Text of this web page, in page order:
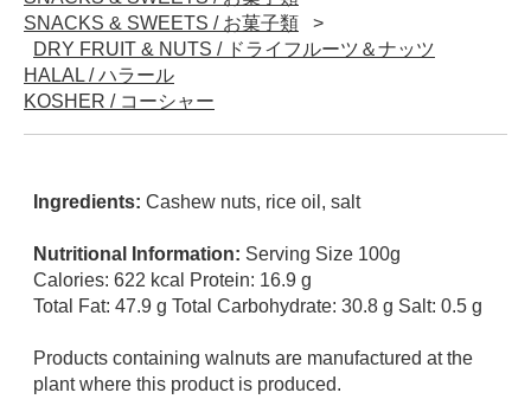
SNACKS & SWEETS / お菓子類
DRY FRUIT & NUTS / ドライフルーツ＆ナッツ
HALAL / ハラール
KOSHER / コーシャー
Ingredients: Cashew nuts, rice oil, salt
Nutritional Information: Serving Size 100g
Calories: 622 kcal Protein: 16.9 g
Total Fat: 47.9 g Total Carbohydrate: 30.8 g Salt: 0.5 g
Products containing walnuts are manufactured at the
plant where this product is produced.